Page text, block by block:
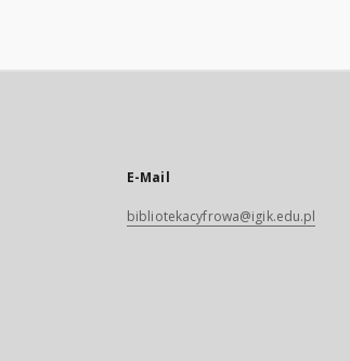
E-Mail
bibliotekacyfrowa@igik.edu.pl